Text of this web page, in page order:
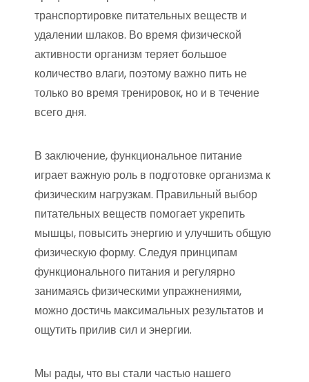
транспортировке питательных веществ и
удалении шлаков. Во время физической
активности организм теряет большое
количество влаги, поэтому важно пить не
только во время тренировок, но и в течение
всего дня.
В заключение, функциональное питание
играет важную роль в подготовке организма к
физическим нагрузкам. Правильный выбор
питательных веществ помогает укрепить
мышцы, повысить энергию и улучшить общую
физическую форму. Следуя принципам
функционального питания и регулярно
занимаясь физическими упражнениями,
можно достичь максимальных результатов и
ощутить прилив сил и энергии.
Мы рады, что вы стали частью нашего